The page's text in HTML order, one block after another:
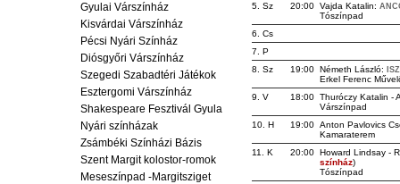
Gyulai Várszínház
Kisvárdai Várszínház
Pécsi Nyári Színház
Diósgyőri Várszínház
Szegedi Szabadtéri Játékok
Esztergomi Várszínház
Shakespeare Fesztivál Gyula
Nyári színházak
Zsámbéki Színházi Bázis
Szent Margit kolostor-romok
Meseszínpad -Margitsziget
5. Sz
20:00 Vajda Katalin:
Tószínpad
6. Cs
7. P
8. Sz
19:00 Németh László:
Erkel Ferenc
9. V
18:00 Thuróczy Katalin -
Várszínpad
10. H
19:00 Anton Pavlovics
Kamaraterem
11. K
20:00 Howard Lindsay -
színház)
Tószínpad